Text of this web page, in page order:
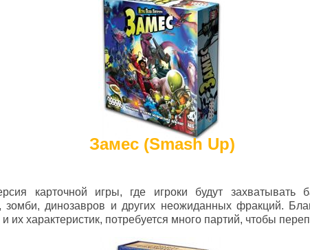
Замес (Smash Up)
карточной игры, где игроки будут захватывать
зомби, динозавров и других неожиданных фракций.
их характеристик, потребуется много партий, чтобы